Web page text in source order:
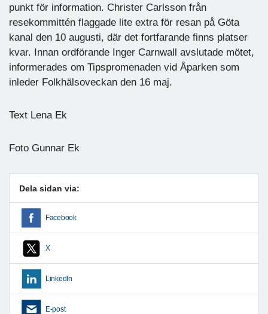
punkt för information. Christer Carlsson från
resekommittén flaggade lite extra för resan på Göta
kanal den 10 augusti, där det fortfarande finns platser
kvar. Innan ordförande Inger Carnwall avslutade mötet,
informerades om Tipspromenaden vid Åparken som
inleder Folkhälsoveckan den 16 maj.
Text Lena Ek
Foto Gunnar Ek
Dela sidan via:
Facebook
X
LinkedIn
E-post